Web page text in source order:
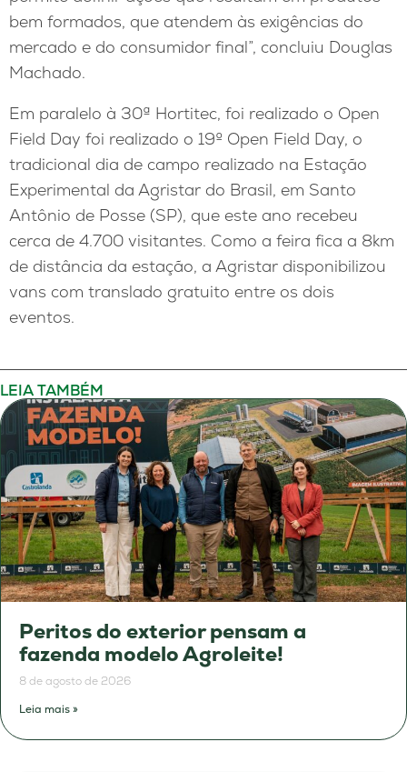
bem formados, que atendem às exigências do
mercado e do consumidor final”, concluiu Douglas
Machado.
Em paralelo à 30ª Hortitec, foi realizado o Open
Field Day foi realizado o 19º Open Field Day, o
tradicional dia de campo realizado na Estação
Experimental da Agristar do Brasil, em Santo
Antônio de Posse (SP), que este ano recebeu
cerca de 4.700 visitantes. Como a feira fica a 8km
de distância da estação, a Agristar disponibilizou
vans com translado gratuito entre os dois
eventos.
LEIA TAMBÉM
Peritos do exterior pensam a
fazenda modelo Agroleite!
8 de agosto de 2026
Leia mais »